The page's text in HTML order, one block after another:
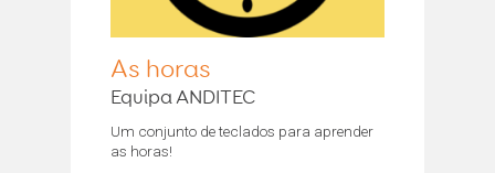
As horas
Equipa ANDITEC
Um conjunto de teclados para aprender
as horas!